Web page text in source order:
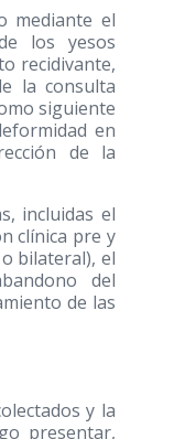
mediante el
los yesos
recidivante,
la consulta
siguiente
en
de la
incluidas el
clínica pre y
bilateral), el
del
de las
y la
presentar,